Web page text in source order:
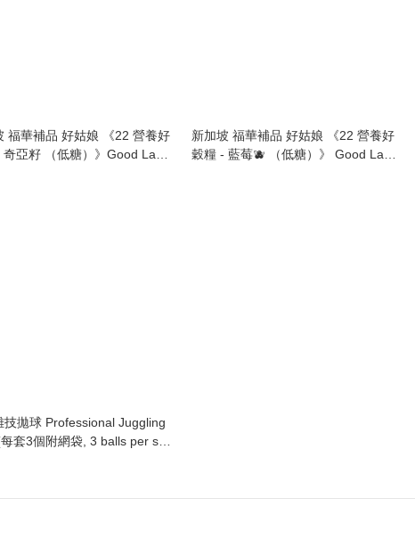
福華補品 好姑娘 《22 營養好
亞籽 （低糖）》Good Lady
新加坡 福華補品 好姑娘 《22 營養好
穀糧 - 藍莓🫐 （低糖）》 Good Lady
Juggling
套3個附網袋, 3 balls per set